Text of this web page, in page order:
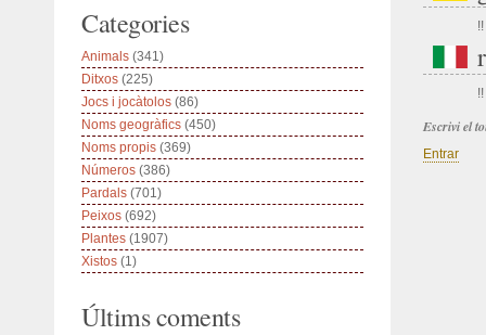
!!
!!
Escrivi el
Entrar
Categories
Animals (341)
Ditxos (225)
Jocs i jocàtolos (86)
Noms geogràfics (450)
Noms propis (369)
Números (386)
Pardals (701)
Peixos (692)
Plantes (1907)
Xistos (1)
Últims coments